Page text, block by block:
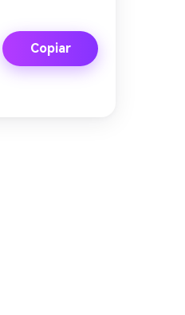
Copiar